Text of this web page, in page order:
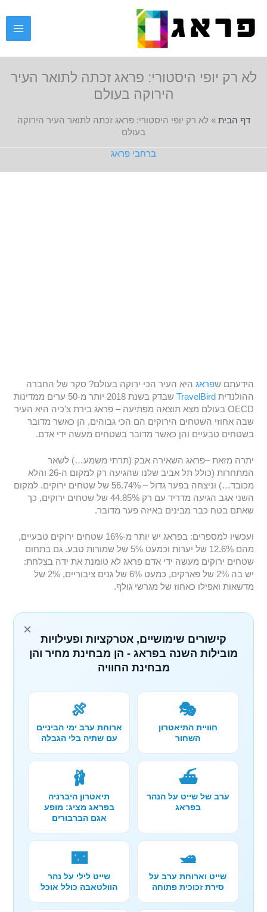
לתוכן
לא רק יופי היסטורי: פראג זכתה לתואר העיר
הירוקה בעולם
דף הבית » לא רק יופי היסטורי: פראג זכתה לתואר העיר הירוקה
בעולם
ברחבי פראג
הידעתם שפראג היא העיר הכי ירוקה בעולם? סקר של החברה
ההולנדית TravelBird
שבדק בשנת 2018 יותר מ-50 ערים ממדינות
OECD בעולם מצא תוצאה מפתיעה – פראג בירת צ'כיה היא העיר
שבה אחוזי השטחים הירוקים הם הכי גבוהים, הן כאשר מדובר
בשטחים טבעיים והן כאשר מדובר בשטחים מעשה ידי אדם.
יתרה מזאת –פראג השאירה אבק (תרתי משמע…) לשאר
המתחרות (כולל תל אביב שלנו שהגיעה רק למקום ה-26 והלא
מכובד…) וניצחה בפער גדול – 56.74% של שטחים ירוקים. למקום
השני אגב הגיעה מדריד עם רק 44.85% של שטחים ירוקים, כך
שאתם בטח כבר מבינים באיזה פער מדובר.
ועכשיו למספרים: בפראג יש יותר מ-16% שטחים ירוקים טבעיים,
מהם 12.6% של יערות וכמעט 5% של שמורות טבע. גם בתחום
שטחים ירוקים מעשה ידי אדם פראג לא טומנת את ידה בצלחת:
יש בה 2% של פארקים, כמעט 6% של גנים ציבוריים, 2% של
מדשאות ואפילו כאחוז של מגרשי גולף.
×
קישורים שימושיים, אטרקציות ופעילויות
מובילות השנה בפראג - הן מבחינת מחיר והן
מבחינת החוויה
🎭
חוויית התיאטרון
השחור
🍖
ארוחת ערב ימי הביניים
עם שתיה בלי הגבלה
⛴️
ערב של שייט על הנהר
בפראג
🩰
תיאטרון היברניה
בפראג מציג: מופע
אגם הברבורים
🛥️
שייט וארוחת ערב על
סירת זכוכית פתוחה
🌃
שייט לילי על נהר
הוולטאבה כולל אוכל